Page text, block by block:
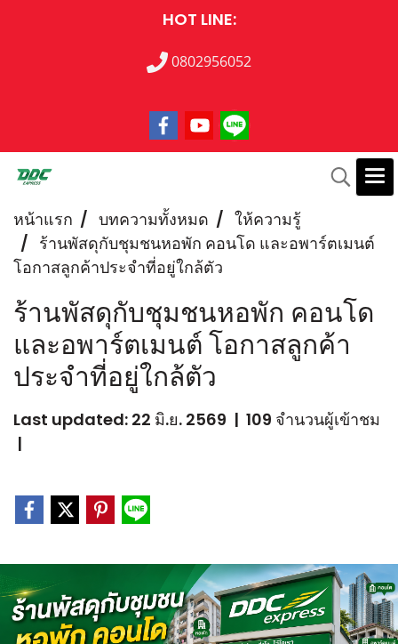
HOT LINE:
0802956052
หน้าแรก บทความทั้งหมด
ให้ความรู้
ร้านพัสดุกับชุมชนหอพัก คอนโด และอพาร์ตเมนต์
โอกาสลูกค้าประจำที่อยู่ใกล้ตัว
ร้านพัสดุกับชุมชนหอพัก คอนโด
และอพาร์ตเมนต์ โอกาสลูกค้า
ประจำที่อยู่ใกล้ตัว
Last updated: 22 มิ.ย. 2569 | 109 จำนวนผู้เข้าชม
|